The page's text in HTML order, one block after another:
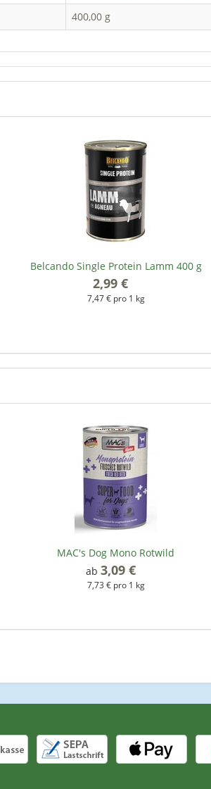
400,00 g
Belcando Single Protein Lamm 400 g
2,99 €
7,47 € pro 1 kg
MAC's Dog Mono Rotwild
ab 3,09 €
7,73 € pro 1 kg